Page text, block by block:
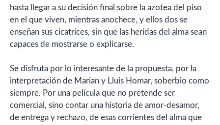
hasta llegar a su decisión final sobre la azotea del piso
en el que viven, mientras anochece, y ellos dos se
enseñan sus cicatrices, sin que las heridas del alma sean
capaces de mostrarse o explicarse.
Se disfruta por lo interesante de la propuesta, por la
interpretación de Marian y Lluis Homar, soberbio como
siempre. Por una película que no pretende ser
comercial, sino contar una historia de amor-desamor,
de entrega y rechazo, de esas corrientes del alma que